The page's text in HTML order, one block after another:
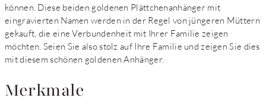
können. Diese beiden goldenen Plättchenanhänger mit
eingravierten Namen werden in der Regel von jüngeren Müttern
gekauft, die eine Verbundenheit mit Ihrer Familie zeigen
möchten. Seien Sie also stolz auf Ihre Familie und zeigen Sie dies
mit diesem schönen goldenen Anhänger.
Merkmale